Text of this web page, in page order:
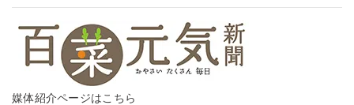
媒体紹介ページはこちら